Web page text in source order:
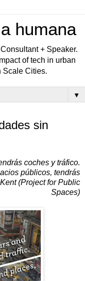
humana
+ Speaker.
of tech in urban
Scale Cities.
▼
sin
coches y tráfico.
públicos, tendrás
(Project for Public
Spaces)